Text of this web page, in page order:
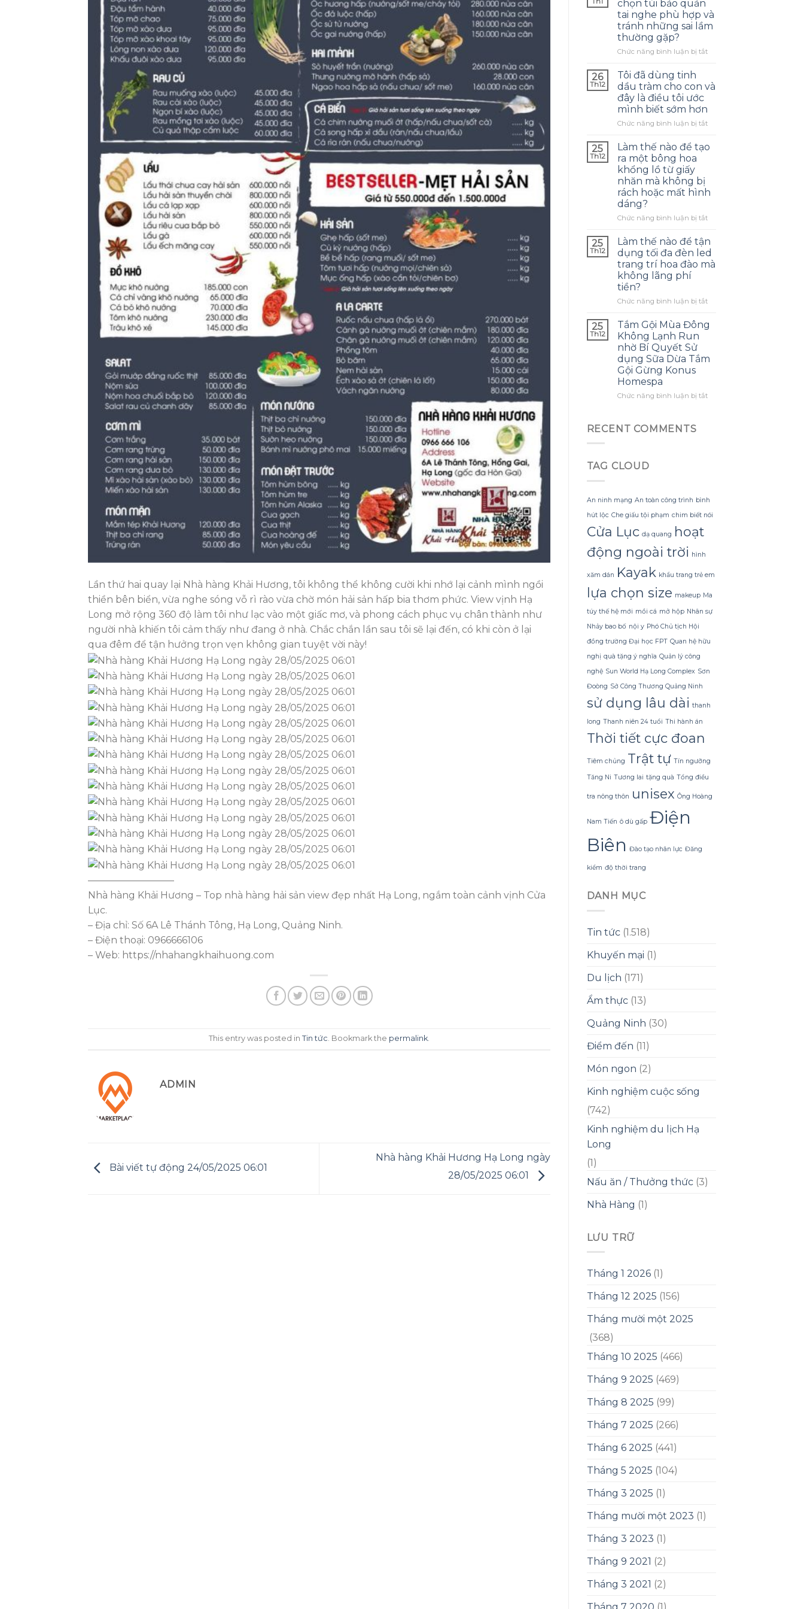
Lần thứ hai quay lại Nhà hàng Khải Hương, tôi không thể không cười khi nhớ lại cảnh mình ngồi
thiền bên biển, vừa nghe sóng vỗ rì rào vừa chờ món hải sản hấp bia thơm phức. View vịnh Hạ
Long mở rộng 360 độ làm tôi như lạc vào một giấc mơ, và phong cách phục vụ chân thành như
người nhà khiến tôi cảm thấy như đang ở nhà. Chắc chắn lần sau tôi sẽ lại đến, có khi còn ở lại
qua đêm để tận hưởng trọn vẹn không gian tuyệt vời này!
—————————
Nhà hàng Khải Hương – Top nhà hàng hải sản view đẹp nhất Hạ Long, ngắm toàn cảnh vịnh Cửa
Lục.
– Địa chỉ: Số 6A Lê Thánh Tông, Hạ Long, Quảng Ninh.
– Điện thoại: 0966666106
– Web: https://nhahangkhaihuong.com
This entry was posted in Tin tức . Bookmark the permalink.
ADMIN
Bài viết tự động 24/05/2025 06:01
Nhà hàng Khải Hương Hạ Long ngày
28/05/2025 06:01
chọn túi bảo quản
tai nghe phù hợp và
tránh những sai lầm
thường gặp?
Chức năng bình luận bị tắtở
nào
để
túi
bảo
nghe
tránh
gặp?
26
Th12
Tôi đã dùng tinh
dầu tràm cho con và
đây là điều tôi ước
mình biết sớm hơn
Chức năng bình luận bị tắtở
đã
dùng
cho
điều
tôi
ước
hơn
25
Th12
Làm thế nào để tạo
ra một bông hoa
khổng lồ từ giấy
nhăn mà không bị
rách hoặc mất hình
dáng?
Chức năng bình luận bị tắtở
thế
nào
để
tạo
bông
lồ
nhăn
rách
25
Th12
Làm thế nào để tận
dụng tối đa đèn led
trang trí hoa đào mà
không lãng phí
tiền?
Chức năng bình luận bị tắtở
thế
nào
dụng
25
Th12
Tắm Gội Mùa Đông
Không Lạnh Run
nhờ Bí Quyết Sử
dụng Sữa Dừa Tắm
Gội Gừng Konus
Homespa
Chức năng bình luận bị tắtở
Quyết
dụng
Konus
RECENT COMMENTS
TAG CLOUD
An ninh mạng An toàn công trình bình
hút lộc Che giấu tội phạm chim biết nói
Cửa Lục dạ quang hoạt
động ngoài trời hình
xăm dán Kayak khẩu trang trẻ em
lựa chọn size makeup Ma
túy thế hệ mới mồi cá mở hộp Nhân sự
Nhảy bao bố nội y Phó Chủ tịch Hội
đồng trường Đại học FPT Quan hệ hữu
nghị quà tặng ý nghĩa Quản lý công
nghệ Sun World Hạ Long Complex Sơn
Đoòng Sở Công Thương Quảng Ninh
sử dụng lâu dài thanh
long Thanh niên 24 tuổi Thi hành án
Thời tiết cực đoan
Tiêm chủng Trật tự Tín ngưỡng
Tăng Ni Tương lai tặng quà Tổng điều
tra nông thôn unisex Ông Hoàng
Nam Tiến ô dù gấp Điện
Biên Đào tạo nhân lực Đăng
kiểm độ thời trang
DANH MỤC
Tin tức(1.518)
Khuyến mại (1)
Du lịch (171)
Ẩm thực(13)
Quảng Ninh (30)
Điểm đến (11)
Món ngon (2)
Kinh nghiệm cuộc sống
(742)
Kinh nghiệm du lịch Hạ
Long
(1)
Nấu ăn / Thưởng thức(3)
Nhà Hàng (1)
LƯU TRỮ
Tháng 1 2026(1)
Tháng 12 2025 (156)
Tháng mười một 2025
(368)
Tháng 10 2025 (466)
Tháng 9 2025 (469)
Tháng 8 2025 (99)
Tháng 7 2025 (266)
Tháng 6 2025 (441)
Tháng 5 2025 (104)
Tháng 3 2025 (1)
Tháng mười một 2023 (1)
Tháng 3 2023 (1)
Tháng 9 2021 (2)
Tháng 3 2021 (2)